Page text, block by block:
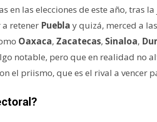
en las elecciones de este año, tras
retener Puebla y quizá, merced a
Oaxaca, Zacatecas, Sinaloa,
notable, pero que en realidad no
el priismo, que es el rival a vencer